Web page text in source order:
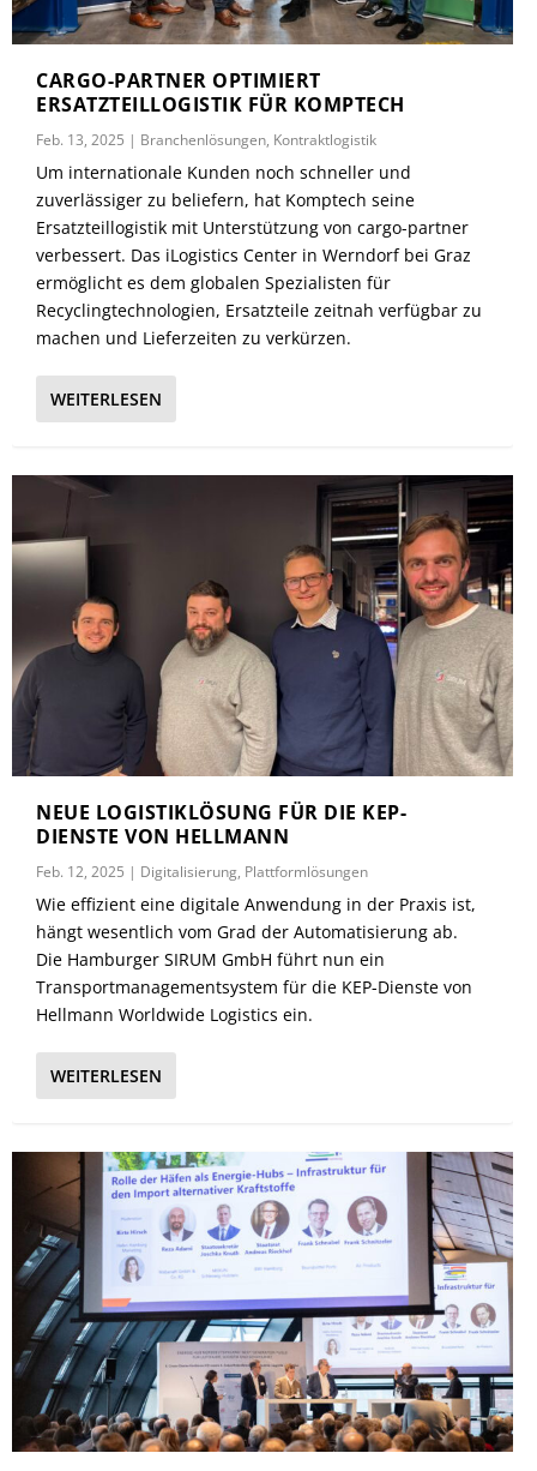
CARGO-PARTNER OPTIMIERT
ERSATZTEILLOGISTIK FÜR KOMPTECH
Feb. 13, 2025 | Branchenlösungen, Kontraktlogistik
Um internationale Kunden noch schneller und
zuverlässiger zu beliefern, hat Komptech seine
Ersatzteillogistik mit Unterstützung von cargo-partner
verbessert. Das iLogistics Center in Werndorf bei Graz
ermöglicht es dem globalen Spezialisten für
Recyclingtechnologien, Ersatzteile zeitnah verfügbar zu
machen und Lieferzeiten zu verkürzen.
WEITERLESEN
NEUE LOGISTIKLÖSUNG FÜR DIE KEP-
DIENSTE VON HELLMANN
Feb. 12, 2025 | Digitalisierung, Plattformlösungen
Wie effizient eine digitale Anwendung in der Praxis ist,
hängt wesentlich vom Grad der Automatisierung ab.
Die Hamburger SIRUM GmbH führt nun ein
Transportmanagementsystem für die KEP-Dienste von
Hellmann Worldwide Logistics ein.
WEITERLESEN